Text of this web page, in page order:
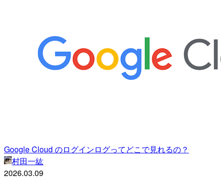
Google Cloud のログインログってどこで見れるの？
村田一紘
2026.03.09